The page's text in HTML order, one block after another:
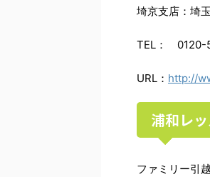
埼京支店：埼
TEL： 0120-
URL： http://
浦和レ
ファミリー引